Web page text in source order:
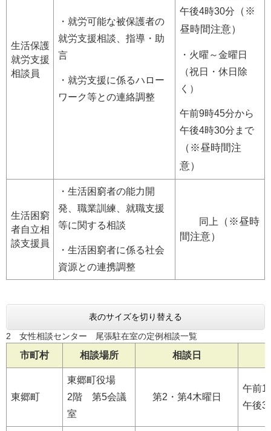
生活保護
就労支援
相談員
・就労可能な被保護者の
就労支援相談、指導・助
言
・就労支援に係るハロー
ワーク等との連絡調整
午後4時30分 （※
昼時間注意）
・火曜～金曜日
（祝日・休日除
く）
午前9時45分から
午後4時30分まで
（※昼時間注
意）
生活困窮
者自立相
談支援員
・生活困窮者の能力開
発、職業訓練、就職支援
等に関する相談
・生活困窮者に係る社会
資源との連携調整
同上
（※昼時
間注意）
表のサイズを切り替える
2 女性相談センター 尾張駐在室の定例相談一覧
市町村 相談場所 相談日
東郷町
東郷町役場
2階 第5会議
室
第2・第4木曜日
午前
午後3